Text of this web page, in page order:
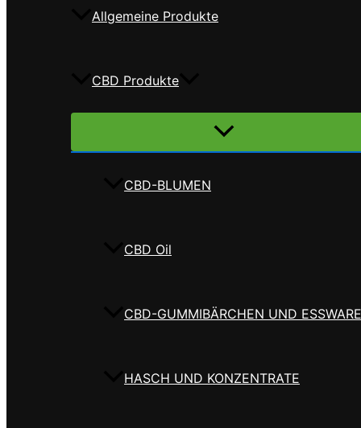
Allgemeine Produkte
CBD Produkte
Menü
CBD-BLUMEN
CBD Oil
CBD-GUMMIBÄRCHEN UND
HASCH UND KONZENTRATE